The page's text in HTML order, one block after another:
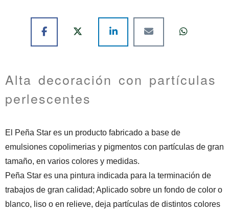
Alta decoración con partículas
perlescentes
El Peña Star es un producto fabricado a base de
emulsiones copolimerias y pigmentos con partículas de gran
tamaño, en varios colores y medidas.
Peña Star es una pintura indicada para la terminación de
trabajos de gran calidad; Aplicado sobre un fondo de color o
blanco, liso o en relieve, deja partículas de distintos colores